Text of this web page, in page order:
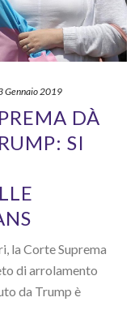
Gennaio 2019
DÀ
SI
la Corte Suprema
di arrolamento
da Trump è